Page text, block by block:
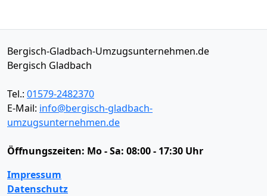
Bergisch-Gladbach-Umzugsunternehmen.de
Bergisch Gladbach
Tel.: 01579-2482370
E-Mail: info@bergisch-gladbach-
umzugsunternehmen.de
Öffnungszeiten: Mo - Sa: 08:00 - 17:30 Uhr
Impressum
Datenschutz